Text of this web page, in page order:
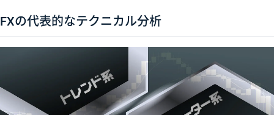
FXの代表的なテクニカル分析